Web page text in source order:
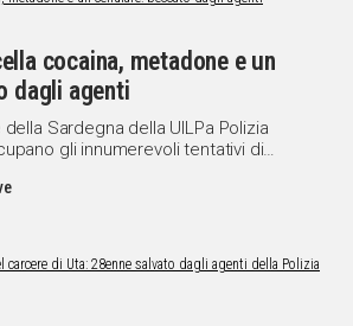
cocaina, metadone e un
dagli agenti
Sardegna della UILPa Polizia
gli innumerevoli tentativi di
all'interno dell'Istituto"